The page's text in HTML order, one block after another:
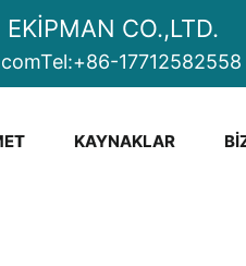
CO.,LTD.
Tel:+86-17712582558
KAYNAKLAR